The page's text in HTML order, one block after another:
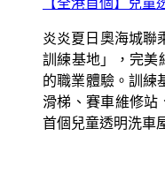
【全港首個】兒童
炎炎夏日奧海城聯
訓練基地」，完美
的職業體驗。訓練
滑梯、賽車維修站
首個兒童透明洗車